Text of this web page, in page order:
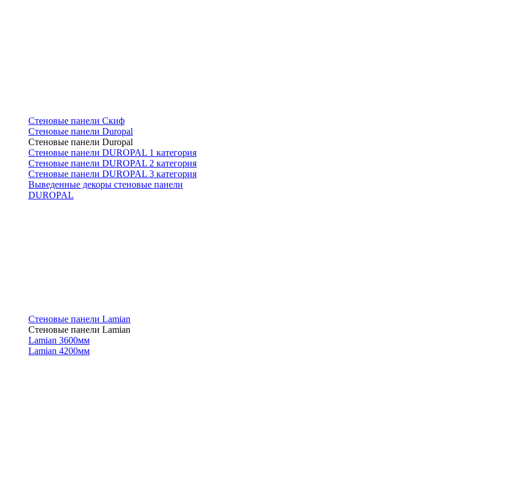
Стеновые панели Скиф
Стеновые панели Duropal
Стеновые панели Duropal
Стеновые панели DUROPAL 1 категория
Стеновые панели DUROPAL 2 категория
Стеновые панели DUROPAL 3 категория
Выведенные декоры стеновые панели
DUROPAL
Стеновые панели Lamian
Стеновые панели Lamian
Lamian 3600мм
Lamian 4200мм